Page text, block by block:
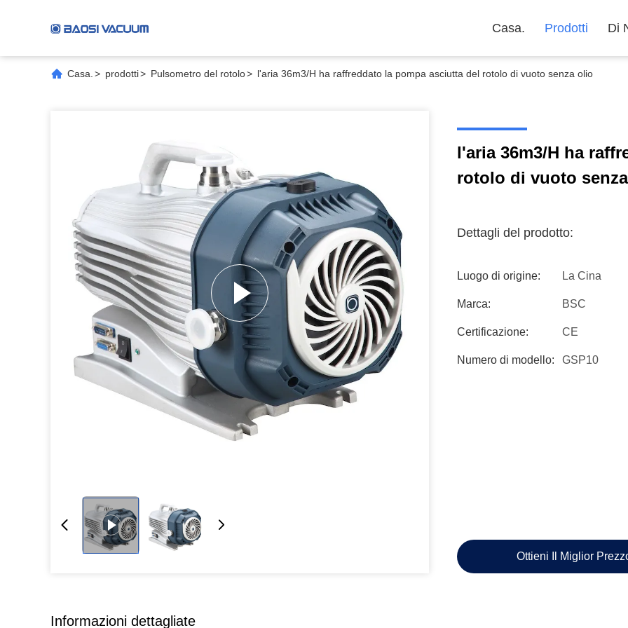
Casa. Prodotti Di
Casa. > prodotti> Pulsometro del rotolo> l'aria 36m3/H ha raffreddato la pompa asciutta del rotolo di vuoto senza olio
l'aria 36m3/H ha
rotolo di vuoto
Dettagli del prodotto:
Luogo di origine: La Cina
Marca: BSC
Certificazione: CE
Numero di modello: GSP10
Ottieni Il Miglior
Informazioni dettagliate